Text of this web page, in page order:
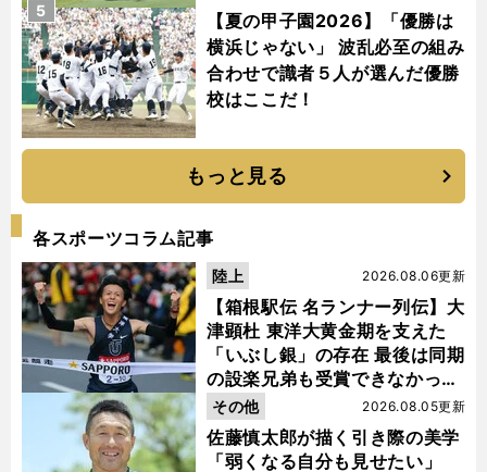
【夏の甲子園2026】「優勝は
横浜じゃない」 波乱必至の組み
合わせで識者５人が選んだ優勝
校はここだ！
5
もっと見る
各スポーツコラム記事
【箱根駅伝 名ランナー列伝】大
津顕杜 東洋大黄金期を支えた
「いぶし銀」の存在 最後は同期
の設楽兄弟も受賞できなかった
金栗杯に輝く
2026.08.06更新
陸上
佐藤慎太郎が描く引き際の美学
「弱くなる自分も見せたい」
2026.08.05更新
その他